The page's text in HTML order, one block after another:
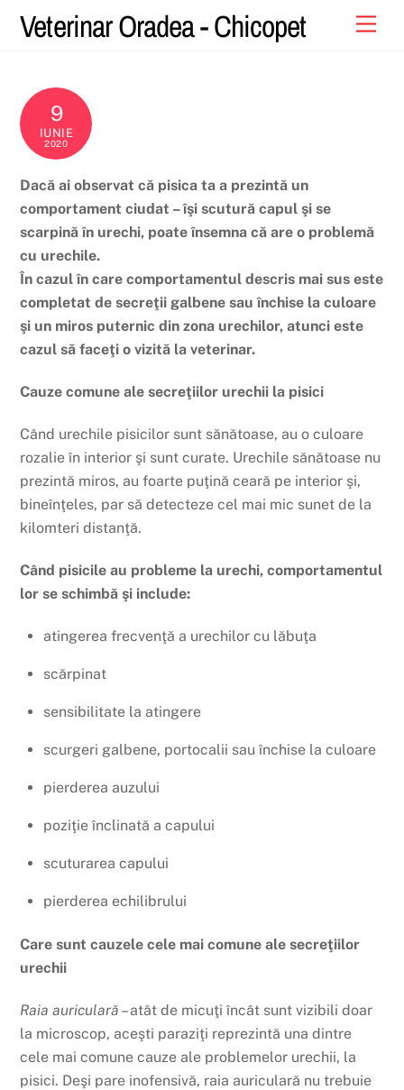
Veterinar Oradea - Chicopet
9
IUNIE
2020
Dacă ai observat că pisica ta a prezintă un
comportament ciudat – îşi scutură capul şi se
scarpină în urechi, poate însemna că are o problemă
cu urechile.
În cazul în care comportamentul descris mai sus este
completat de secreţii galbene sau închise la culoare
şi un miros puternic din zona urechilor, atunci este
cazul să faceţi o vizită la veterinar.
Cauze comune ale secreţiilor urechii la pisici
Când urechile pisicilor sunt sănătoase, au o culoare
rozalie în interior şi sunt curate. Urechile sănătoase nu
prezintă miros, au foarte puţină ceară pe interior şi,
bineînţeles, par să detecteze cel mai mic sunet de la
kilomteri distanţă.
Când pisicile au probleme la urechi, comportamentul
lor se schimbă şi include:
atingerea frecvenţă a urechilor cu lăbuţa
scărpinat
sensibilitate la atingere
scurgeri galbene, portocalii sau închise la culoare
pierderea auzului
poziţie înclinată a capului
scuturarea capului
pierderea echilibrului
Care sunt cauzele cele mai comune ale secreţiilor
urechii
Raia auriculară – atât de micuţi încât sunt vizibili doar
la microscop, aceşti paraziţi reprezintă una dintre
cele mai comune cauze ale problemelor urechii, la
pisici. Deşi pare inofensivă, raia auriculară nu trebuie